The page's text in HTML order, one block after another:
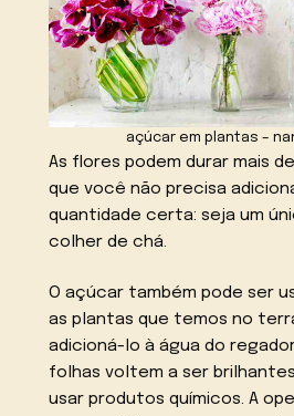
açúcar em plantas –
As flores podem durar mais
que você não precisa
quantidade certa: seja um
colher de chá.
O açúcar também pode ser
as plantas que temos no
adicioná-lo à água do
folhas voltem a ser
usar produtos químicos. A